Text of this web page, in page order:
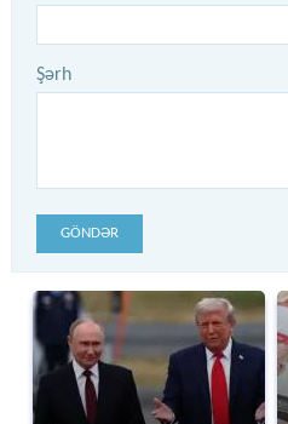
Şərh
GÖNDƏR